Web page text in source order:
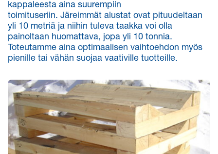
kappaleesta aina suurempiin
toimituseriin. Järeimmät alustat ovat pituudeltaan
yli 10 metriä ja niihin tuleva taakka voi olla
painoltaan huomattava, jopa yli 10 tonnia.
Toteutamme aina optimaalisen vaihtoehdon myös
pienille tai vähän suojaa vaativille tuotteille.